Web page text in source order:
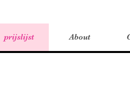
prijslijst About